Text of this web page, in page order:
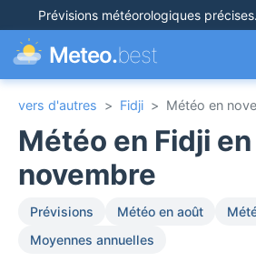
Prévisions météorologiques précises.
Meteo.best
vers d'autres > Fidji > Météo en
Météo en Fidji en
novembre
Prévisions Météo en août
Moyennes annuelles